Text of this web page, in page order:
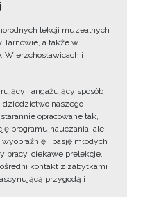
lekcji muzealnych
a także w
Wierzchosławicach i
i angażujący sposób
naszego
opracowane tak,
programu nauczania, ale
i pasję młodych
pracy, ciekawe prelekcje,
kontakt z zabytkami
przygodą i